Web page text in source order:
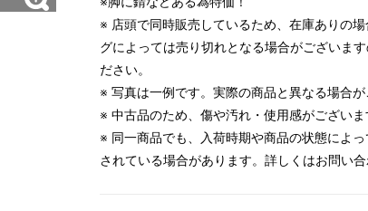
※ 店頭で同時販売しているため、在庫ありの
グによっては売り切れとなる場合がございます
ださい。
※ 写真は一例です。実際の商品と異なる場合が
※ 中古品のため、傷や汚れ・使用感がございま
※ 同一商品でも、入荷時期や商品の状態によ
されている場合があります。詳しくはお問い合